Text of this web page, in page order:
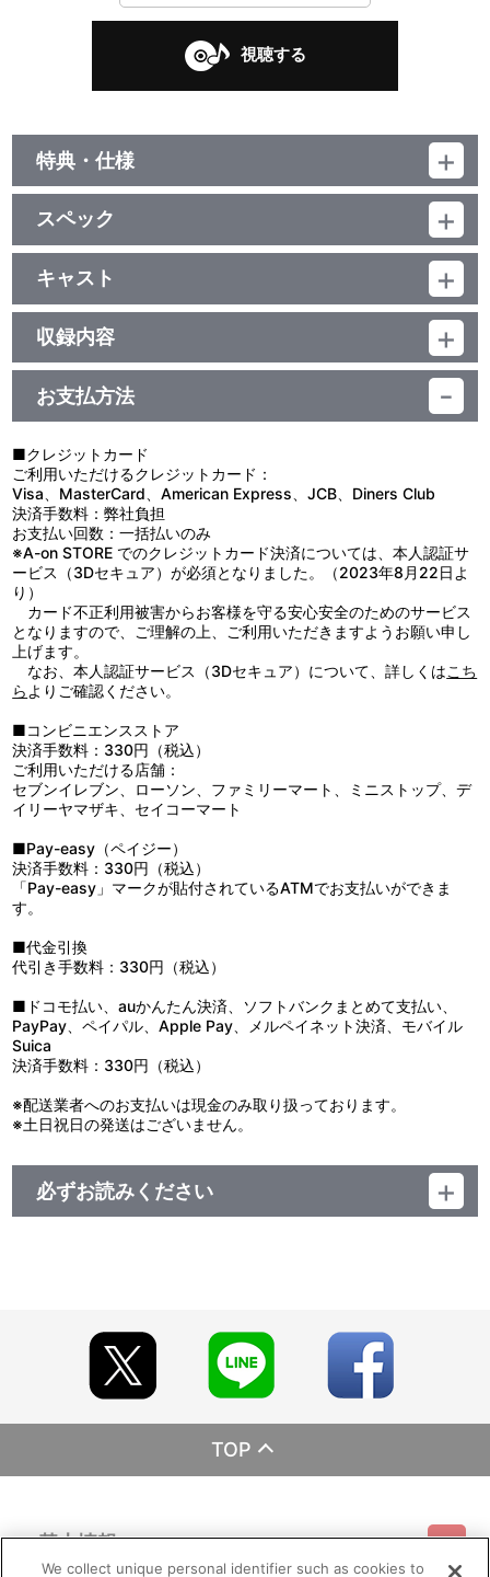
視聴する
特典・仕様
期間限定特典
ラブライブ！スクールアイドルフェスティバルで【限定 覚醒済み
SR3枚】が入手できるシリアルコード全3種よりランダムで1種封入
他、仕様
描き下ろしジャケット
スペック
品番：LACM-14449
ジャンル：国内アニメ音楽
シングル
／22分
キャスト
μ’s
収録内容
＜収録曲＞
1：ＭＯＭＥＮＴ ＲＩＮＧ
2：さようならへさよなら！
3：ＭＯＭＥＮＴ ＲＩＮＧ （Ｏｆｆ Ｖｏｃａｌ）
4：さようならへさよなら！ （Ｏｆｆ Ｖｏｃａｌ）
お支払方法
■クレジットカード
ご利用いただけるクレジットカード：
Visa、MasterCard、American Express、JCB、Diners Club
決済手数料：弊社負担
お支払い回数：一括払いのみ
※A-on STORE でのクレジットカード決済については、本人認証サ
ービス（3Dセキュア）が必須となりました。（2023年8月22日よ
り）
カード不正利用被害からお客様を守る安心安全のためのサービス
となりますので、ご理解の上、ご利用いただきますようお願い申し
上げます。
なお、本人認証サービス（3Dセキュア）について、詳しくはこち
ら よりご確認ください。
■コンビニエンスストア
決済手数料：330円（税込）
ご利用いただける店舗：
セブンイレブン、ローソン、ファミリーマート、ミニストップ、デ
イリーヤマザキ、セイコーマート
■Pay-easy（ペイジー）
決済手数料：330円（税込）
「Pay-easy」マークが貼付されているATMでお支払いができま
す。
■代金引換
代引き手数料：330円（税込）
■ドコモ払い、auかんたん決済、ソフトバンクまとめて支払い、
PayPay、ペイパル、Apple Pay、メルペイネット決済、モバイル
Suica
決済手数料：330円（税込）
※配送業者へのお支払いは現金のみ取り扱っております。
※土日祝日の発送はございません。
必ずお読みください
TOP
基本情報
We collect unique personal identifier such as cookies to